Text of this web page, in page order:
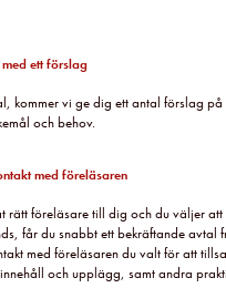
ett förslag
kommer vi ge dig ett antal förslag
och behov.
med föreläsaren
rätt föreläsare till dig och du väljer att
får du snabbt ett bekräftande avtal
med föreläsaren du valt för att
och upplägg, samt andra